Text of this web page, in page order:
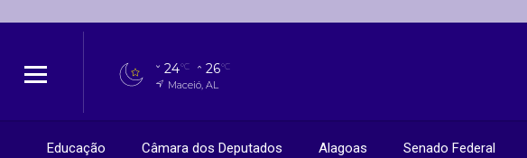
24°C 26°C
Maceió, AL
Educação Câmara dos Deputados Alagoas Senado Federal